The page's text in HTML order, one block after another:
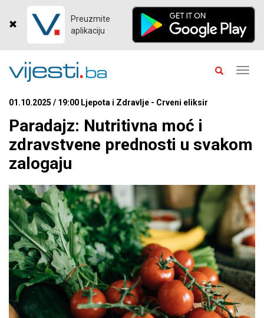
Preuzmite
aplikaciju
01.10.2025 / 19:00 Ljepota i Zdravlje - Crveni eliksir
Paradajz: Nutritivna moć i
zdravstvene prednosti u svakom
zalogaju